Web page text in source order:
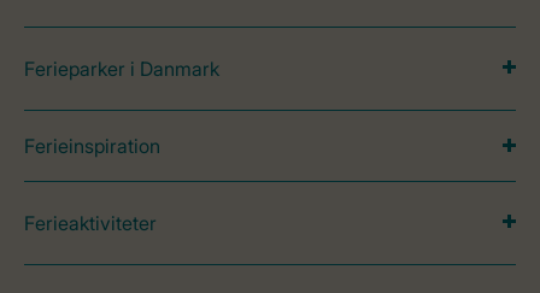
Ferieparker i Danmark
Ferieinspiration
Ferieaktiviteter